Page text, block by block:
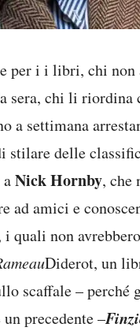
per i i libri, chi non
chi li riordina
a settimana
delle
Nick Hornby, che
ad amici e
i quali non
Diderot, un
scaffale – perché
precedente –